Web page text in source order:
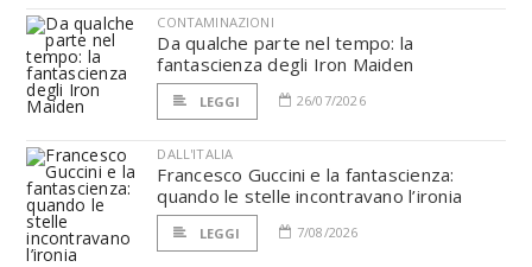
CONTAMINAZIONI
Da qualche parte nel tempo: la
fantascienza degli Iron Maiden
LEGGI 26/07/2026
DALL'ITALIA
Francesco Guccini e la fantascienza:
quando le stelle incontravano l’ironia
LEGGI 7/08/2026